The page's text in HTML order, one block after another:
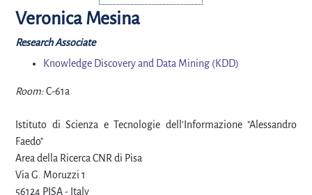
Veronica Mesina
Research Associate
Knowledge Discovery and Data Mining (KDD)
Room:C-61a
Istituto di Scienza e Tecnologie dell'Informazione "Alessandro
Faedo"
Area della Ricerca CNR di Pisa
Via G. Moruzzi 1
56124 PISA - Italy